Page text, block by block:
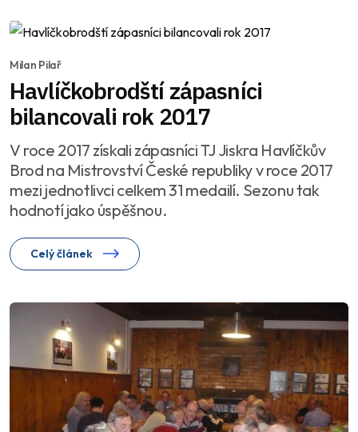
Milan Pilař
Havlíčkobrodští zápasníci
bilancovali rok 2017
V roce 2017 získali zápasníci TJ Jiskra Havlíčkův
Brod na Mistrovství České republiky v roce 2017
mezi jednotlivci celkem 31 medailí. Sezonu tak
hodnotí jako úspěšnou.
Celý článek